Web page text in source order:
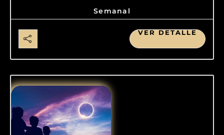
Semanal
VER DETALLE